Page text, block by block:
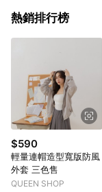
熱銷排行榜
$590
輕量連帽造型寬版防風
外套 三色售
QUEEN SHOP